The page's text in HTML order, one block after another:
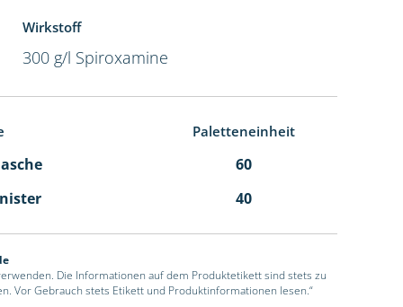
Wirkstoff
300 g/l Spiroxamine
Paletteneinheit
60
40
Die Informationen auf dem Produktetikett sind stets zu
Vor Gebrauch stets Etikett und Produktinformationen lesen.“